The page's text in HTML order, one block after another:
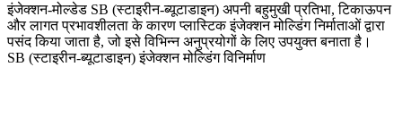
इंजेक्शन-मोल्डेड SB (स्टाइरीन-ब्यूटाडाइन) अपनी बहुमुखी प्रतिभा, टिकाऊपन
और लागत प्रभावशीलता के कारण प्लास्टिक इंजेक्शन मोल्डिंग निर्माताओं द्वारा
पसंद किया जाता है, जो इसे विभिन्न अनुप्रयोगों के लिए उपयुक्त बनाता है।
SB (स्टाइरीन-ब्यूटाडाइन) इंजेक्शन मोल्डिंग विनिर्माण